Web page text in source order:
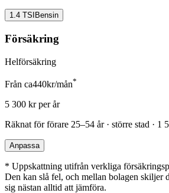
1.4 TSI Bensin
Försäkring
Helförsäkring
Från ca440kr/mån*
5 300 kr per år
Räknat för förare 25–54 år · större stad · 1
Anpassa
* Uppskattning utifrån verkliga
Den kan slå fel, och mellan bolagen
sig nästan alltid att jämföra.